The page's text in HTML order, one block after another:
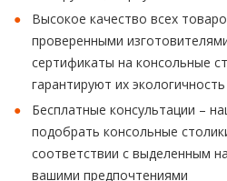
Высокое качество всех
проверенными
сертификаты на консольные
гарантируют их
Бесплатные консультации –
подобрать консольные
соответствии с выделенным
вашими предпочтениями